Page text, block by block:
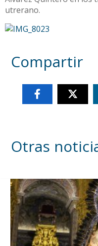
utrerano.
Compartir
Otras